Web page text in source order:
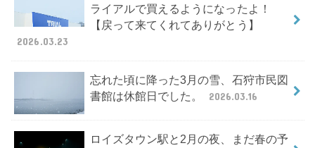
ライアルで買えるようになったよ！
【戻って来てくれてありがとう】
2026.03.23
忘れた頃に降った3月の雪、石狩市民図
書館は休館日でした。
2026.03.16
ロイズタウン駅と2月の夜、まだ春の予